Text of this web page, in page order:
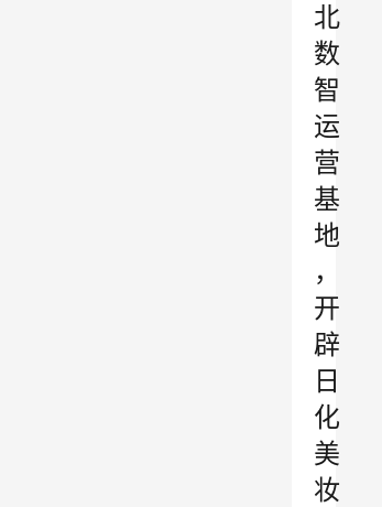
北
数
智
运
营
基
地
，
开
辟
日
化
美
妆